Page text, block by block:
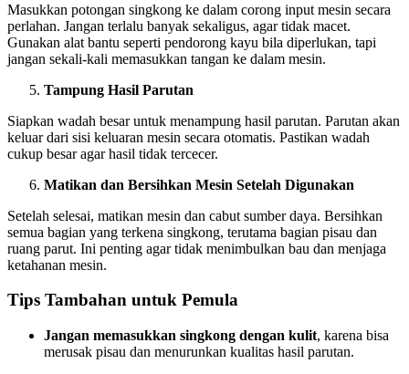
Masukkan potongan singkong ke dalam corong input mesin secara
perlahan. Jangan terlalu banyak sekaligus, agar tidak macet.
Gunakan alat bantu seperti pendorong kayu bila diperlukan, tapi
jangan sekali-kali memasukkan tangan ke dalam mesin.
Tampung Hasil Parutan
Siapkan wadah besar untuk menampung hasil parutan. Parutan akan
keluar dari sisi keluaran mesin secara otomatis. Pastikan wadah
cukup besar agar hasil tidak tercecer.
Matikan dan Bersihkan Mesin Setelah Digunakan
Setelah selesai, matikan mesin dan cabut sumber daya. Bersihkan
semua bagian yang terkena singkong, terutama bagian pisau dan
ruang parut. Ini penting agar tidak menimbulkan bau dan menjaga
ketahanan mesin.
Tips Tambahan untuk Pemula
Jangan memasukkan singkong dengan kulit, karena bisa
merusak pisau dan menurunkan kualitas hasil parutan.